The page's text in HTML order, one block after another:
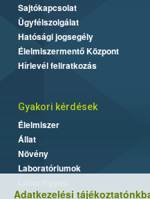
Adatkezelési
Sajtókapcsolat
Ügyfélszolgálat
Hatósági jogsegély
Élelmiszermentő Központ
Hírlevél feliratkozás
Gyakori kérdések
Élelmiszer
Állat
Növény
Laboratóriumok